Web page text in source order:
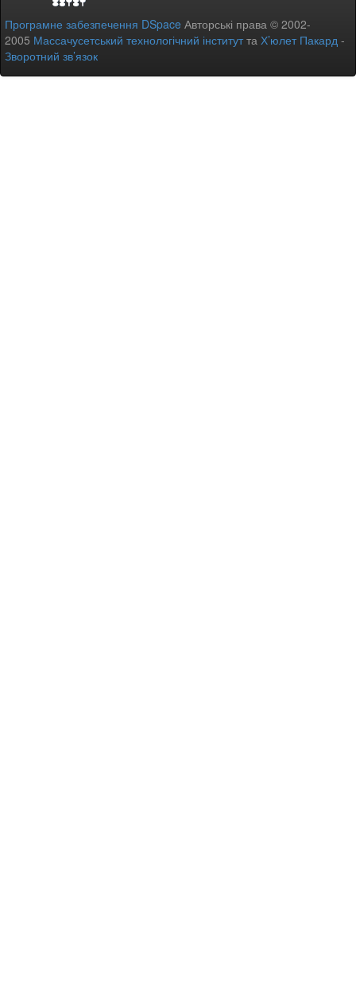
Програмне забезпечення DSpace Авторські права © 2002-
2005 Массачусетський технологічний інститутта Х’юлет Пакард -
Зворотний зв’язок